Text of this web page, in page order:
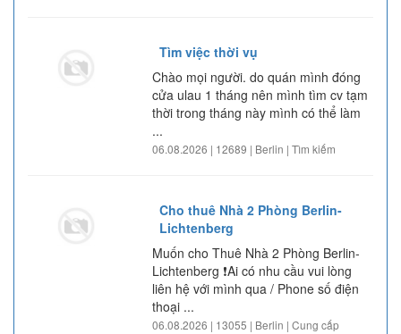
Tìm việc thời vụ
Chào mọi người. do quán mình đóng
cửa ulau 1 tháng nên mình tìm cv tạm
thời trong tháng này mình có thể làm
...
06.08.2026 | 12689 | Berlin | Tìm kiếm
Cho thuê Nhà 2 Phòng Berlin-
Lichtenberg
Muốn cho Thuê Nhà 2 Phòng Berlin-
Lichtenberg ❗️Ai có nhu cầu vui lòng
liên hệ với mình qua / Phone số điện
thoại ...
06.08.2026 | 13055 | Berlin | Cung cấp